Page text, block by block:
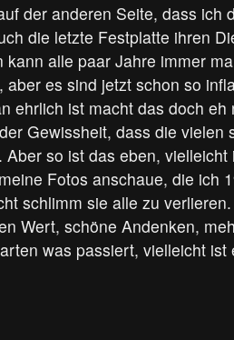
der anderen Seite, dass ich
die letzte Festplatte ihren
kann alle paar Jahre immer
aber es sind jetzt schon so
ehrlich ist macht das doch eh
Gewissheit, dass die vielen
so ist das eben,
Fotos anschaue, die ich
schlimm sie alle zu
Wert, schöne Andenken,
was passiert, vielleicht ist